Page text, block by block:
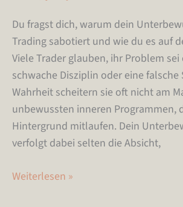
Du fragst dich, warum dein
Trading sabotiert und wie du es auf
Viele Trader glauben, ihr Problem sei
schwache Disziplin oder eine falsche
Wahrheit scheitern sie oft nicht am
unbewussten inneren Programmen,
Hintergrund mitlaufen. Dein
verfolgt dabei selten die Absicht,
Weiterlesen »